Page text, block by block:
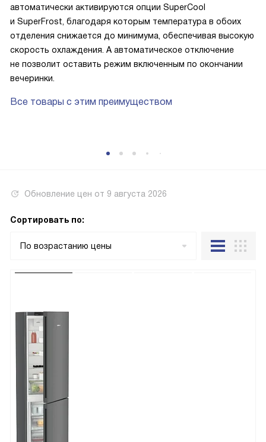
автоматически активируются опции SuperCool
и SuperFrost, благодаря которым температура в обоих
отделения снижается до минимума, обеспечивая высокую
скорость охлаждения. А автоматическое отключение
не позволит оставить режим включенным по окончании
вечеринки.
Все товары с этим преимуществом
Обновление цен от 9 августа 2026
Сортировать по:
По возрастанию цены